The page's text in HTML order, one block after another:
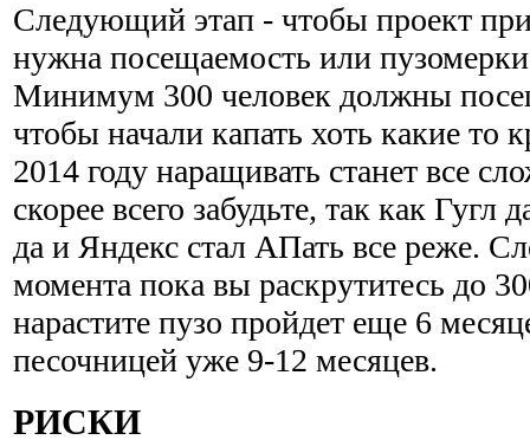
Следующий этап - чтобы проект
нужна посещаемость или
Минимум 300 человек должны
чтобы начали капать хоть какие то
2014 году наращивать станет все
скорее всего забудьте, так как Гугл
да и Яндекс стал АПать все реже.
момента пока вы раскрутитесь до
нарастите пузо пройдет еще 6
песочницей уже 9-12 месяцев.
РИСКИ